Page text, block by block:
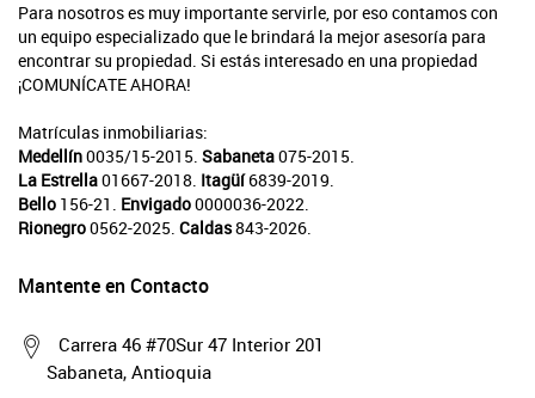
Para nosotros es muy importante servirle, por eso contamos con
un equipo especializado que le brindará la mejor asesoría para
encontrar su propiedad. Si estás interesado en una propiedad
¡COMUNÍCATE AHORA!
Matrículas inmobiliarias:
Medellín0035/15-2015. Sabaneta075-2015.
La Estrella01667-2018. Itagüí6839-2019.
Bello 156-21. Envigado0000036-2022.
Rionegro0562-2025. Caldas843-2026.
Mantente en Contacto
Carrera 46 #70Sur 47 Interior 201
Sabaneta, Antioquia